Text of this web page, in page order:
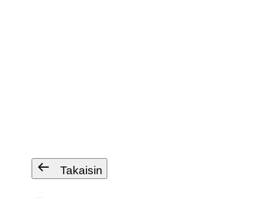
Takaisin